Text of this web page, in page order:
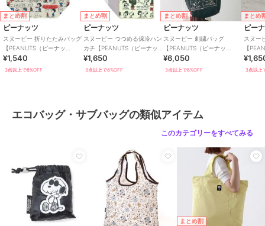
まとめ割
ピーナッツ
スヌーピー 折りたたみバッグ
【PEANUTS（ピーナッ
ツ）】
¥1,540
3点以上で8%OFF
まとめ割
ピーナッツ
スヌーピー つつめる保冷ハン
カチ【PEANUTS（ピーナッ
ツ）】
¥1,650
3点以上で8%OFF
まとめ割
ピーナッツ
スヌーピー 刺繍バッグ
【PEANUTS（ピーナッ
ツ）】
¥6,050
3点以上で8%OFF
まとめ
ピー
スヌー
【
ツ）】
3点以上
エコバッグ・サブバッグの類似アイテム
このカテゴリーをすべてみる
まとめ割